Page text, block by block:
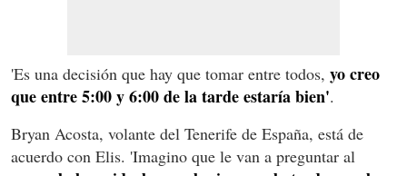
'Es una decisión que hay que tomar entre todos, yo creo
que entre 5:00 y 6:00 de la tarde estaría bien'.
Bryan Acosta, volante del Tenerife de España, está de
acuerdo con Elis. 'Imagino que le van a preguntar al